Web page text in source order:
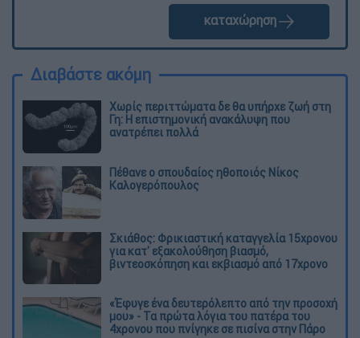
καταχώρηση
Διαβάστε ακόμη
Χωρίς περιττώματα δε θα υπήρχε ζωή στη
Γη: Η επιστημονική ανακάλυψη που
ανατρέπει πολλά
Πέθανε ο σπουδαίος ηθοποιός Νίκος
Καλογερόπουλος
Σκιάθος: Φρικιαστική καταγγελία 15χρονου
για κατ' εξακολούθηση βιασμό,
βιντεοσκόπηση και εκβιασμό από 17χρονο
«Έφυγε ένα δευτερόλεπτο από την προσοχή
μου» - Τα πρώτα λόγια του πατέρα του
4χρονου που πνίγηκε σε πισίνα στην Πάρο